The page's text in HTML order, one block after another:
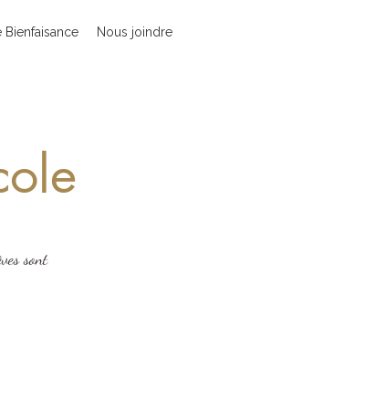
Bienfaisance Nous joindre
sont